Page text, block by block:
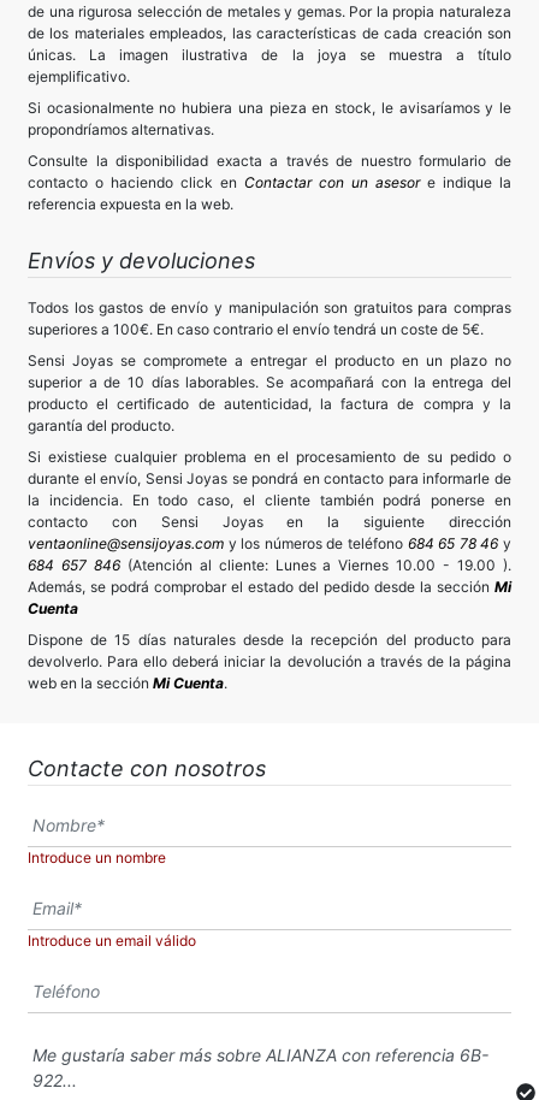
de una rigurosa selección de metales y gemas. Por la propia naturaleza
de los materiales empleados, las características de cada creación son
únicas. La imagen ilustrativa de la joya se muestra a título
ejemplificativo.
Si ocasionalmente no hubiera una pieza en stock, le avisaríamos y le
propondríamos alternativas.
Consulte la disponibilidad exacta a través de nuestro formulario de
contacto o haciendo click en Contactar con un asesor e indique la
referencia expuesta en la web.
Envíos y devoluciones
Todos los gastos de envío y manipulación son gratuitos para compras
superiores a 100€. En caso contrario el envío tendrá un coste de 5€.
Sensi Joyas se compromete a entregar el producto en un plazo no
superior a de 10 días laborables. Se acompañará con la entrega del
producto el certificado de autenticidad, la factura de compra y la
garantía del producto.
Si existiese cualquier problema en el procesamiento de su pedido o
durante el envío, Sensi Joyas se pondrá en contacto para informarle de
la incidencia. En todo caso, el cliente también podrá ponerse en
contacto con Sensi Joyas en la siguiente dirección
ventaonline@sensijoyas.com y los números de teléfono 684 65 78 46 y
684 657 846(Atención al cliente: Lunes a Viernes 10.00 - 19.00 ).
Además, se podrá comprobar el estado del pedido desde la sección Mi
Cuenta
Dispone de 15 días naturales desde la recepción del producto para
devolverlo. Para ello deberá iniciar la devolución a través de la página
web en la sección Mi Cuenta.
Contacte con nosotros
Introduce un nombre
Introduce un email válido